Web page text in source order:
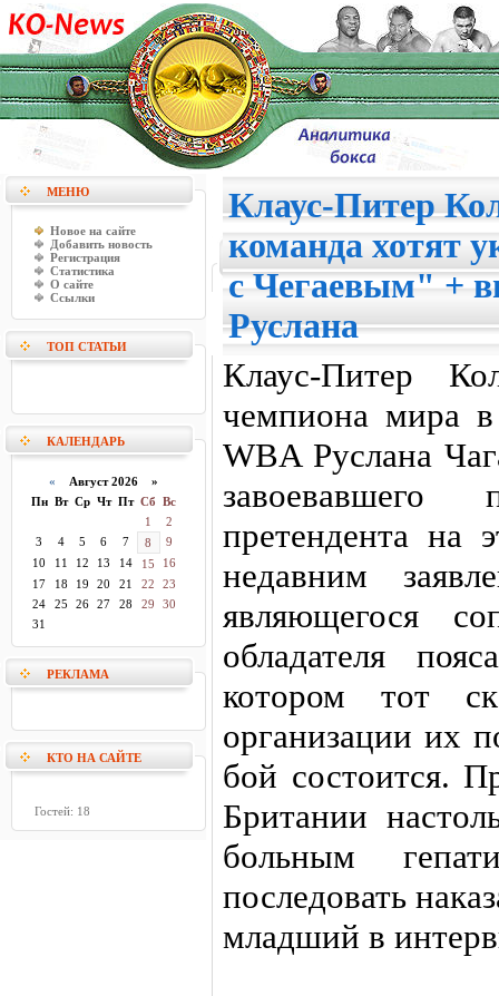
МЕНЮ
Новое на сайте
Добавить новость
Регистрация
Статистика
О сайте
Ссылки
ТОП СТАТЬИ
КАЛЕНДАРЬ
« Август 2026 »
Пн Вт Ср Чт Пт Сб Вс
1
2
3
4 5 6 7 8
9
10
11 12 13 14 15
16
17
18 19 20 21 22
23
24
25 26 27 28 29
30
31
РЕКЛАМА
КТО НА САЙТЕ
Гостей: 18
Клаус-Питер
команда хотят
с Чегаевым" +
Руслана
Клаус-Питер
чемпиона мира
WBA Руслана
завоевавшего
претендента на
недавним
являющегося
обладателя
котором тот
организации их
бой состоится.
Британии
больным
последовать
младший в